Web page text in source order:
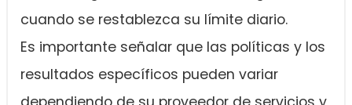
cuando se restablezca su límite diario.
Es importante señalar que las políticas y los
resultados específicos pueden variar